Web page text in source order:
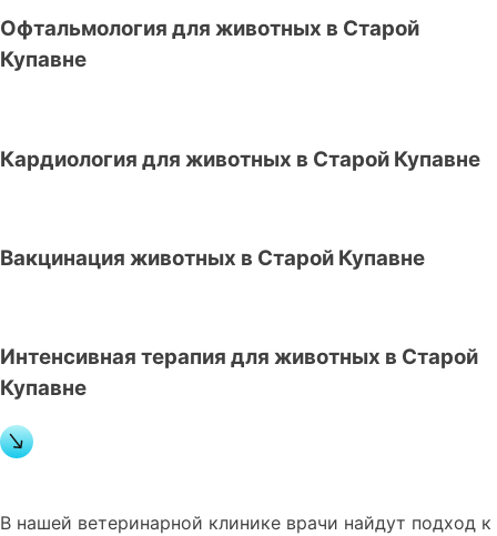
Офтальмология для животных в Старой
Купавне
Кардиология для животных в Старой Купавне
Вакцинация животных в Старой Купавне
Интенсивная терапия для животных в Старой
Купавне
В нашей ветеринарной клинике врачи найдут подход к